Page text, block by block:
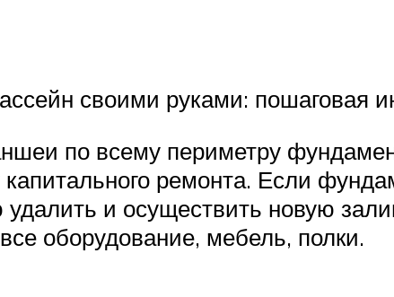
своими руками: пошаговая
по всему периметру
ремонта. Если
удалить и осуществить новую
оборудование, мебель, полки.